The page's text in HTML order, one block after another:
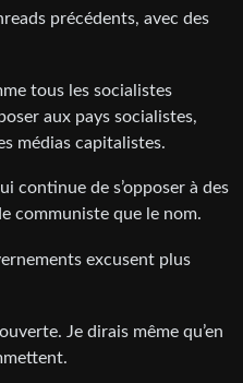
précédents, avec des
tous les socialistes
aux pays socialistes,
médias capitalistes.
continue de s’opposer à des
communiste que le nom.
excusent plus
Je dirais même qu’en